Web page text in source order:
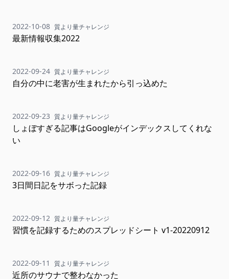
2022-10-08 質より量チャレンジ
最新情報収集2022
2022-09-24 質より量チャレンジ
自分の中に老害が生まれたから引っ込めた
2022-09-23 質より量チャレンジ
しょぼすぎる記事はGoogleがインデックスしてくれな
い
2022-09-16 質より量チャレンジ
3日間日記をサボった記録
2022-09-12 質より量チャレンジ
習慣を記録するためのスプレッドシート v1-20220912
2022-09-11 質より量チャレンジ
近所のサウナで整わなかった